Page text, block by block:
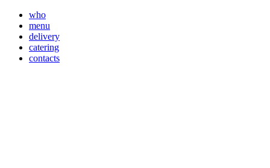
who
menu
delivery
catering
contacts